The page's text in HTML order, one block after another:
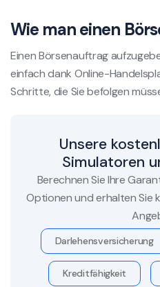
Wie man einen
Einen Börsenauftrag
einfach dank Online-
Schritte, die Sie befolgen
Unsere
Simulatoren
Berechnen Sie Ihre
Optionen und erhalten Sie
Darlehensversicherung
Kreditfähigkeit